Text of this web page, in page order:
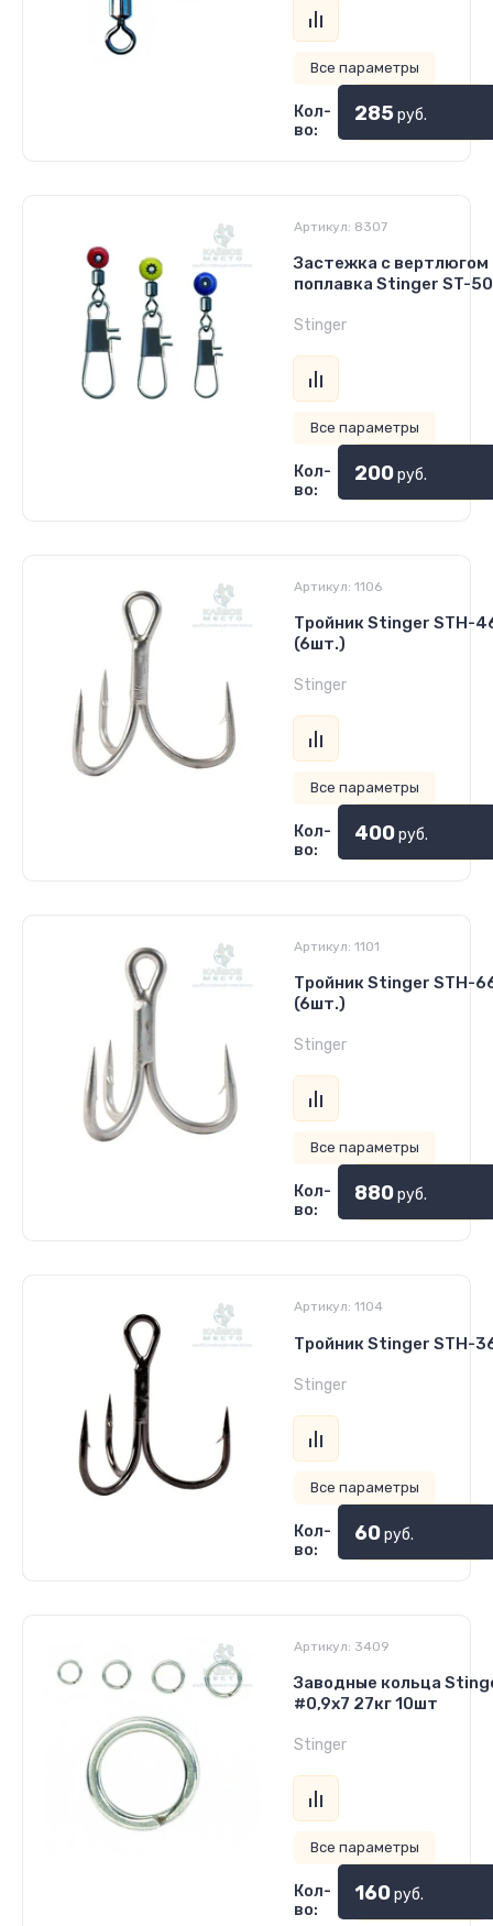
Все параметры
Кол-
во:
285руб.
Артикул: 8307
Застежка с вертлюгом
поплавка Stinger ST-
Stinger
Все параметры
Кол-
во:
200руб.
Артикул: 1106
Тройник Stinger STH-
(6шт.)
Stinger
Все параметры
Кол-
во:
400руб.
Артикул: 1101
Тройник Stinger STH-
(6шт.)
Stinger
Все параметры
Кол-
во:
880руб.
Артикул: 1104
Тройник Stinger STH-
Stinger
Все параметры
Кол-
во:
60руб.
Артикул: 3409
Заводные кольца
#0,9x7 27кг 10шт
Stinger
Все параметры
Кол-
во:
160руб.